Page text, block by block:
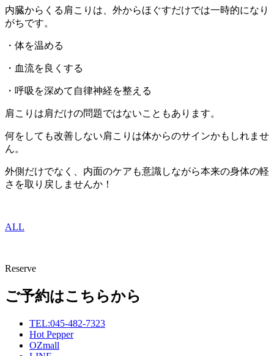
内臓からくる肩こりは、外からほぐすだけでは一時的になり
がちです。
・体を温める
・血流を良くする
・呼吸を深めて自律神経を整える
肩こりは肩だけの問題ではないこともあります。
何をしても改善しない肩こりは体からのサインかもしれませ
ん。
外側だけでなく、内面のケアも意識しながら本来の身体の軽
さを取り戻しませんか！
ALL
Reserve
ご予約はこちらから
TEL:045-482-7323
Hot Pepper
OZmall